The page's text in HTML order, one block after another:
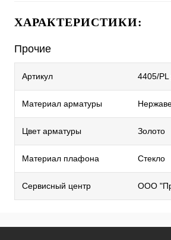
ХАРАКТЕРИСТИКИ:
Прочие
Артикул 4405/PL
Материал арматуры
Цвет арматуры Золото
Материал плафона Стекло
Сервисный центр ООО